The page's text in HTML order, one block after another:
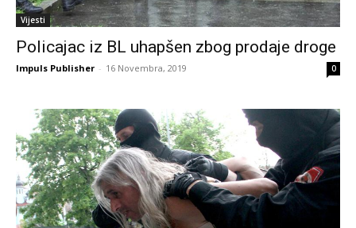
Vijesti
Policajac iz BL uhapšen zbog prodaje droge
Impuls Publisher - 16 Novembra, 2019 0